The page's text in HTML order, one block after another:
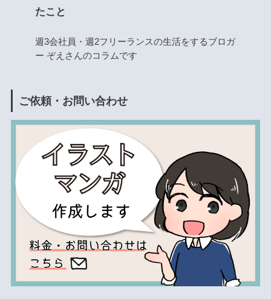
たこと
週3会社員・週2フリーランスの生活をするブロガ
ー ぞえさんのコラムです
ご依頼・お問い合わせ